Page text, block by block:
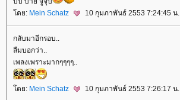
ดย: Mein Schatz 10 กุมภาพันธ์ 2553 7:24:45 น.
กลับมาอีกรอบ..
ลืมบอกว่า..
เพลงเพราะมากๆๆๆๆ..
ดย: Mein Schatz 10 กุมภาพันธ์ 2553 7:26:17 น.